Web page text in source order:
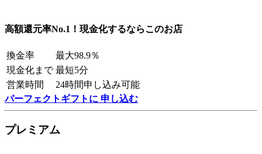
高額還元率No.1！現金化するならこのお店
換金率
最大98.9％
現金化まで 最短5分
営業時間
24時間申し込み可能
パーフェクトギフトに 申し込む
プレミアム